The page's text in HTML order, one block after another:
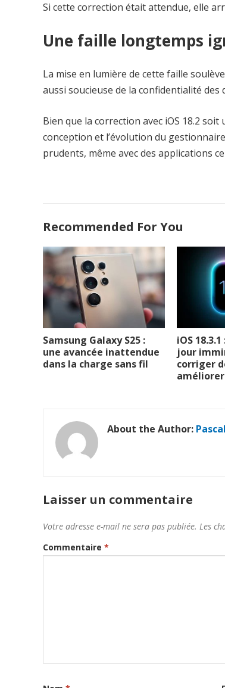
Si cette correction était attendue, elle
Une faille longtemps
La mise en lumière de cette faille
aussi soucieuse de la confidentialité des
Bien que la correction avec iOS 18.2
conception et l’évolution du
prudents, même avec des applications
Recommended For You
Samsung Galaxy S25 :
une avancée inattendue
dans la charge sans fil
iOS
jour
corriger
About the Author:
Laisser un commentaire
Votre adresse e-mail ne sera pas publiée. Les
Commentaire *